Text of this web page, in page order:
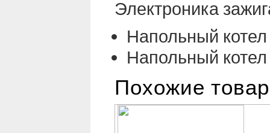
Электроника
Напольный котел
Напольный котел
Похожие